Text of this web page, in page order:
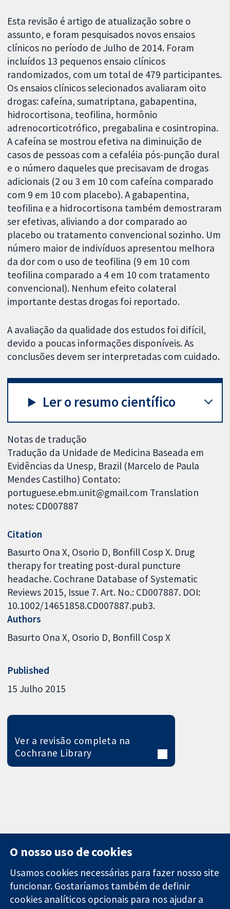
Esta revisão é artigo de atualização sobre o
assunto, e foram pesquisados novos ensaios
clínicos no período de Julho de 2014. Foram
incluídos 13 pequenos ensaio clínicos
randomizados, com um total de 479 participantes.
Os ensaios clínicos selecionados avaliaram oito
drogas: cafeína, sumatriptana, gabapentina,
hidrocortisona, teofilina, hormônio
adrenocorticotrófico, pregabalina e cosintropina.
A cafeína se mostrou efetiva na diminuição de
casos de pessoas com a cefaléia pós-punção dural
e o número daqueles que precisavam de drogas
adicionais (2 ou 3 em 10 com cafeína comparado
com 9 em 10 com placebo). A gabapentina,
teofilina e a hidrocortisona também demostraram
ser efetivas, aliviando a dor comparado ao
placebo ou tratamento convencional sozinho. Um
número maior de indivíduos apresentou melhora
da dor com o uso de teofilina (9 em 10 com
teofilina comparado a 4 em 10 com tratamento
convencional). Nenhum efeito colateral
importante destas drogas foi reportado.
A avaliação da qualidade dos estudos foi difícil,
devido a poucas informações disponíveis. As
conclusões devem ser interpretadas com cuidado.
Ler o resumo científico
Notas de tradução
Tradução da Unidade de Medicina Baseada em
Evidências da Unesp, Brazil (Marcelo de Paula
Mendes Castilho) Contato:
portuguese.ebm.unit@gmail.com Translation
notes: CD007887
Citation
Basurto Ona X, Osorio D, Bonfill Cosp X. Drug
therapy for treating post-dural puncture
headache. Cochrane Database of Systematic
Reviews 2015, Issue 7. Art. No.: CD007887. DOI:
10.1002/14651858.CD007887.pub3.
Authors
Basurto Ona X Osorio D Bonfill Cosp X
Published
15 Julho 2015
Ver a revisão completa na
Cochrane Library
11-13 Cavendish
Square
Contato
Notícias
O nosso uso de cookies
Usamos cookies necessárias para fazer nosso site
funcionar. Gostaríamos também de definir
cookies analíticos opcionais para nos ajudar a